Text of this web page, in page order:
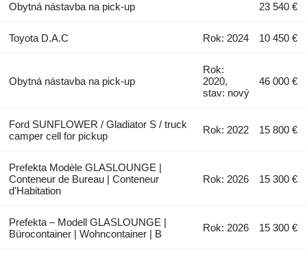
Obytná nástavba na pick-up 23 540 €
Toyota D.A.C Rok: 2024 10 450 €
Obytná nástavba na pick-up
Rok:
2020,
stav: nový
46 000 €
Ford SUNFLOWER / Gladiator S / truck
camper cell for pickup
Rok: 2022 15 800 €
Prefekta Modèle GLASLOUNGE |
Conteneur de Bureau | Conteneur
d'Habitation
Rok: 2026 15 300 €
Prefekta – Modell GLASLOUNGE |
Bürocontainer | Wohncontainer | B
Rok: 2026 15 300 €